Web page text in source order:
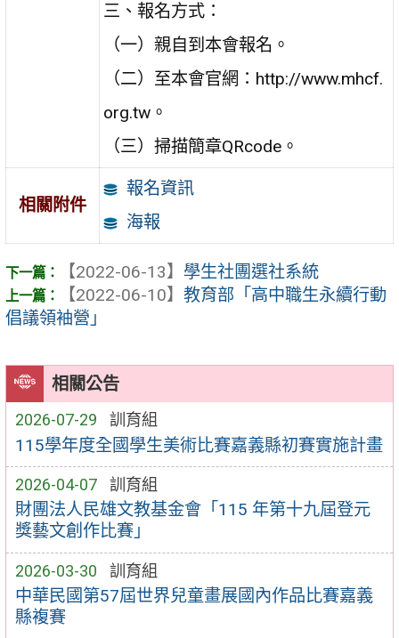
相關公告
2026-07-29 訓育組
115學年度全國學生美術比賽嘉義縣初賽實施計畫
2026-04-07 訓育組
財團法人民雄文教基金會「115 年第十九屆登元
獎藝文創作比賽」
2026-03-30 訓育組
中華民國第57屆世界兒童畫展國內作品比賽嘉義
縣複賽
三、報名方式：
（一）親自到本會報名。
（二）至本會官網：http://www.mhcf.
org.tw。
（三）掃描簡章QRcode。
相關附件
報名資訊
海報
【2022-06-13】 學生社團選社系統
【2022-06-10】 教育部「高中職生永續行動
倡議領袖營」